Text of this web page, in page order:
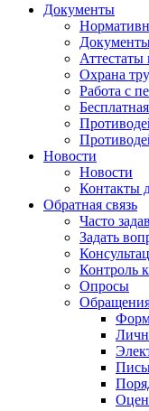
Документы
Охрана
Работа с
Новости
Новости
Контакты
Обратная связь
Часто
Задать
Контроль
Опросы